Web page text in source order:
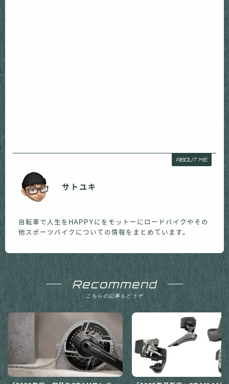
ABOUT ME
サトユキ
自転車で人生をHAPPYにをモットーにロードバイクやその
他スポーツバイクについての情報をまとめています。
Recommend
こちらの記事もどうぞ